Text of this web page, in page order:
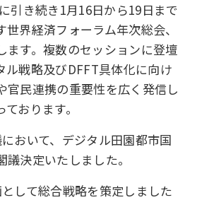
引き続き1月16日から19日まで
界経済フォーラム年次総会、
ます。複数のセッションに登壇
ル戦略及びDFFT具体化に向け
官民連携の重要性を広く発信し
おります。
おいて、デジタル田園都市国
決定いたしました。
して総合戦略を策定しました